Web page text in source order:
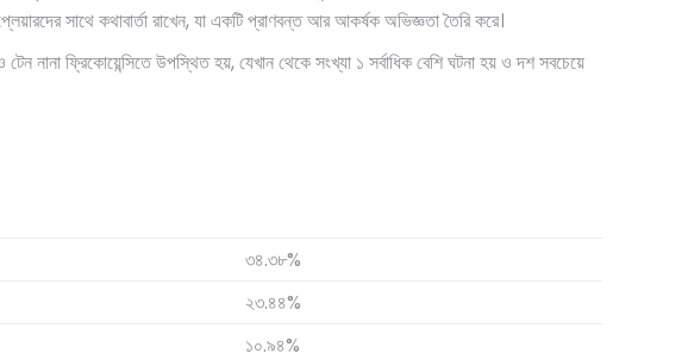
সাথে কথাবার্তা রাখেন, যা একটি প্রাণবন্ত আর আকর্ষক অভিজ্ঞতা তৈরি করে।
নানা ফ্রিকোয়েন্সিতে উপস্থিত হয়, যেখান থেকে সংখ্যা ১ সর্বাধিক বেশি ঘটনা হয় ও দশ সবচেয়ে
৩৪.৩৮%
২৩.৪৪%
১০.৯৪%